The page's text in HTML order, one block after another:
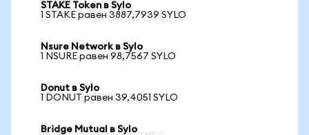
STAKE Token в Sylo
1 STAKE равен 3887,7939 SYLO
Nsure Network в Sylo
1 NSURE равен 98,7567 SYLO
Donut в Sylo
1 DONUT равен 39,4051 SYLO
Bridge Mutual в Sylo